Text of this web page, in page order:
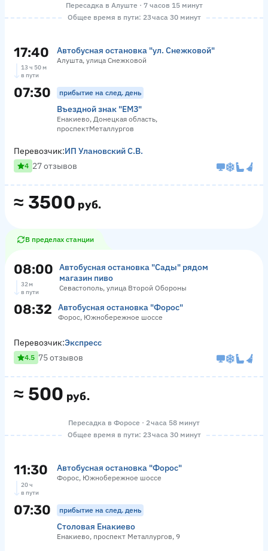
Пересадка в Алуште · 7 часов 15 минут
Общее время в пути: 23 часа 30 минут
17:40 Автобусная остановка "ул. Снежковой"
Алушта, улица Снежковой
13 ч 50 м
в пути
07:30 прибытие на след. день
Въездной знак "ЕМЗ"
Енакиево, Донецкая область,
проспектМеталлургов
≈ 3500 руб.
Перевозчик:ИП Улановский С.В.
4 27 отзывов
В пределах станции
08:00
Автобусная остановка "Сады" рядом
магазин пиво
Севастополь, улица Второй Обороны
32 м
в пути
08:32 Автобусная остановка "Форос"
Форос, Южнобережное шоссе
≈ 500 руб.
Перевозчик:Экспресс
4.5 75 отзывов
Пересадка в Форосе · 2 часа 58 минут
Общее время в пути: 23 часа 30 минут
11:30 Автобусная остановка "Форос"
Форос, Южнобережное шоссе
20 ч
в пути
07:30 прибытие на след. день
Столовая Енакиево
Енакиево, проспект Металлургов, 9